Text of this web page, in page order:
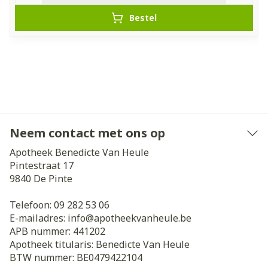
Bestel
Neem contact met ons op
Apotheek Benedicte Van Heule
Pintestraat 17
9840 De Pinte
Telefoon: 09 282 53 06
E-mailadres: info@apotheekvanheule.be
APB nummer: 441202
Apotheek titularis: Benedicte Van Heule
BTW nummer: BE0479422104